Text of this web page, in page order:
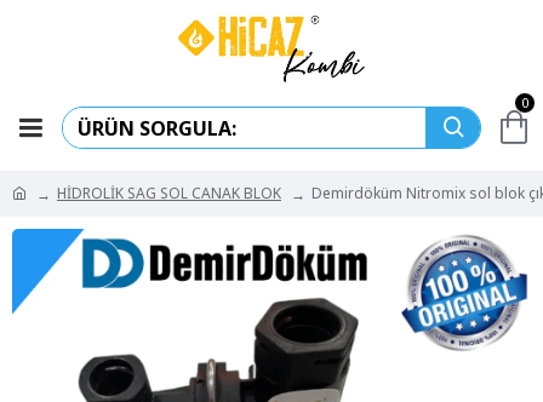
0
HİDROLİK SAG SOL CANAK BLOK Demirdöküm Nitromix sol blok